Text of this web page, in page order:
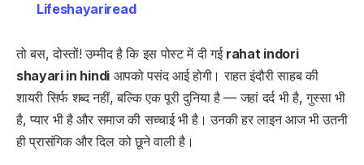
Lifeshayariread
तो बस, दोस्तों! उम्मीद है कि इस पोस्ट में दी गई rahat indori
shayari in hindiआपको पसंद आई होगी। राहत इंदौरी साहब की
शायरी सिर्फ शब्द नहीं, बल्कि एक पूरी दुनिया है — जहां दर्द भी है, गुस्सा भी
है, प्यार भी है और समाज की सच्चाई भी है। उनकी हर लाइन आज भी उतनी
ही प्रासंगिक और दिल को छूने वाली है।